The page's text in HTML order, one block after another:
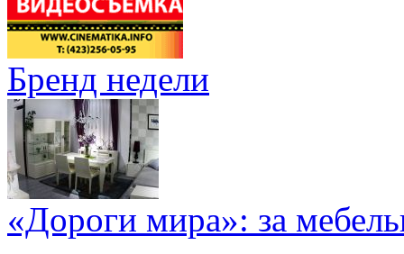
Бренд недели
«Дороги мира»: за